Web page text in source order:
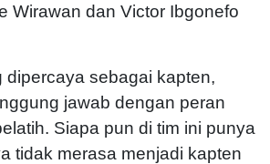
Wirawan dan Victor Ibgonefo
dipercaya sebagai kapten,
jawab dengan peran
Siapa pun di tim ini punya
tidak merasa menjadi kapten